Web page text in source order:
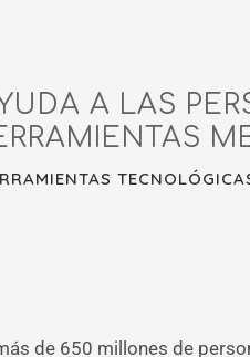
A LAS
de 650 millones de